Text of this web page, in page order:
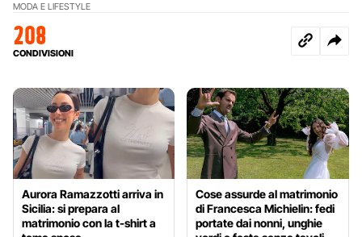
MODA E LIFESTYLE
208
CONDIVISIONI
Aurora Ramazzotti arriva in
Sicilia: si prepara al
matrimonio con la t-shirt a
Cose assurde al matrimonio
di Francesca Michielin: fedi
portate dai nonni, unghie